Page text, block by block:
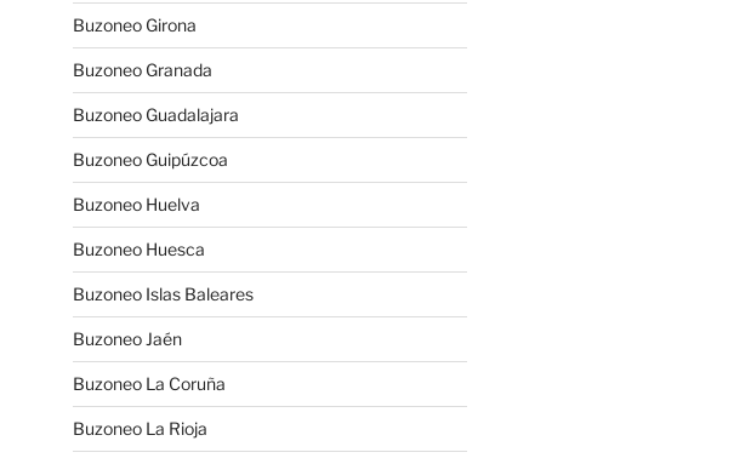
Buzoneo Girona
Buzoneo Granada
Buzoneo Guadalajara
Buzoneo Guipúzcoa
Buzoneo Huelva
Buzoneo Huesca
Buzoneo Islas Baleares
Buzoneo Jaén
Buzoneo La Coruña
Buzoneo La Rioja